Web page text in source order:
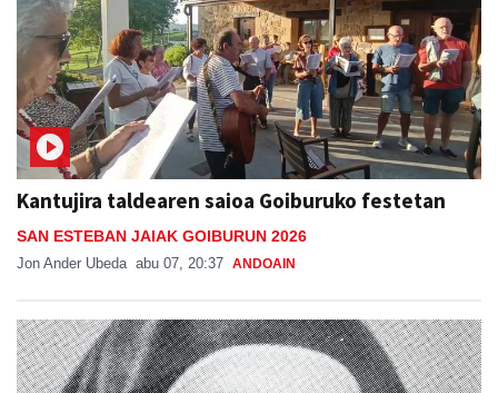
Kantujira taldearen saioa Goiburuko festetan
SAN ESTEBAN JAIAK GOIBURUN 2026
Jon Ander Ubeda abu 07, 20:37 ANDOAIN